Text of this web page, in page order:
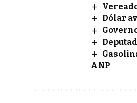
Dólar
ANP